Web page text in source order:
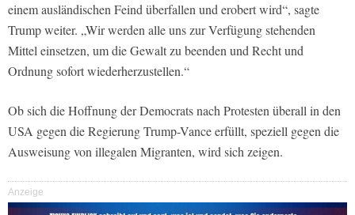
einem ausländischen Feind überfallen und erobert wird“, sagte
Trump weiter. „Wir werden alle uns zur Verfügung stehenden
Mittel einsetzen, um die Gewalt zu beenden und Recht und
Ordnung sofort wiederherzustellen.“
Ob sich die Hoffnung der Democrats nach Protesten überall in den
USA gegen die Regierung Trump-Vance erfüllt, speziell gegen die
Ausweisung von illegalen Migranten, wird sich zeigen.
Anzeige